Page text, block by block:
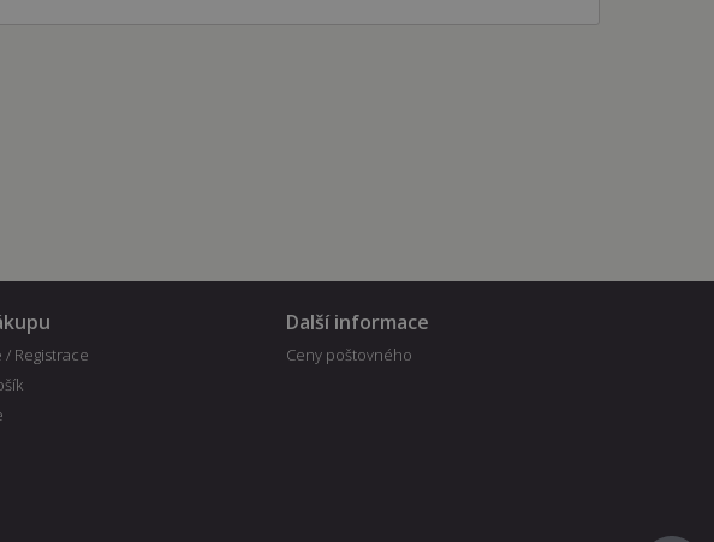
/ Registrace
Další informace
Ceny poštovného